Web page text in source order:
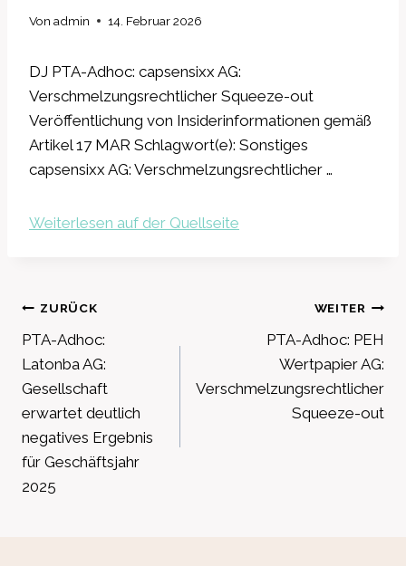
Von admin 14. Februar 2026
DJ PTA-Adhoc: capsensixx AG:
Verschmelzungsrechtlicher Squeeze-out
Veröffentlichung von Insiderinformationen gemäß
Artikel 17 MAR Schlagwort(e): Sonstiges
capsensixx AG: Verschmelzungsrechtlicher …
Weiterlesen auf der Quellseite
Beitragsnavigation
ZURÜCK
PTA-Adhoc:
Latonba AG:
Gesellschaft
erwartet deutlich
negatives Ergebnis
für Geschäftsjahr
2025
WEITER
PTA-Adhoc: PEH
Wertpapier AG:
Verschmelzungsrechtlicher
Squeeze-out